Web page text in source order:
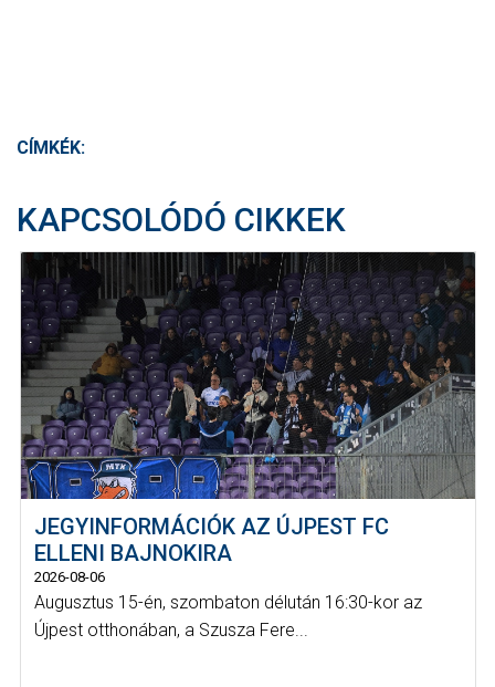
CÍMKÉK:
KAPCSOLÓDÓ CIKKEK
JEGYINFORMÁCIÓK AZ ÚJPEST FC
ELLENI BAJNOKIRA
2026-08-06
Augusztus 15-én, szombaton délután 16:30-kor az
Újpest otthonában, a Szusza Fere...